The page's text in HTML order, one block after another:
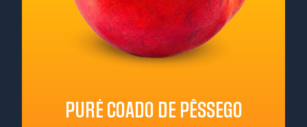
PURÉ COADO DE PÊSSEGO